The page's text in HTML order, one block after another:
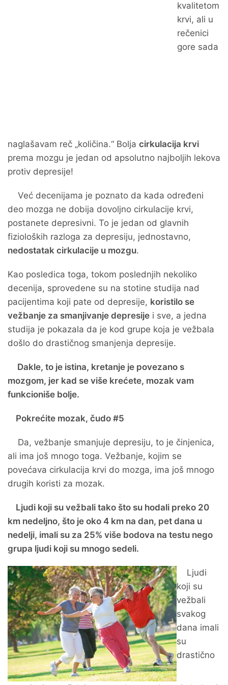
kvalitetom
krvi, ali u
rečenici
gore sada
naglašavam reč „količina.“ Bolja cirkulacija krvi
prema mozgu je jedan od apsolutno najboljih lekova
protiv depresije!
Već decenijama je poznato da kada određeni
deo mozga ne dobija dovoljno cirkulacije krvi,
postanete depresivni. To je jedan od glavnih
fizioloških razloga za depresiju, jednostavno,
nedostatak cirkulacije u mozgu.
Kao posledica toga, tokom poslednjih nekoliko
decenija, sprovedene su na stotine studija nad
pacijentima koji pate od depresije, koristilo se
vežbanje za smanjivanje depresije i sve, a jedna
studija je pokazala da je kod grupe koja je vežbala
došlo do drastičnog smanjenja depresije.
Dakle, to je istina, kretanje je povezano s
mozgom, jer kad se više krećete, mozak vam
funkcioniše bolje.
Pokrećite mozak, čudo #5
Da, vežbanje smanjuje depresiju, to je činjenica,
ali ima još mnogo toga. Vežbanje, kojim se
povećava cirkulacija krvi do mozga, ima još mnogo
drugih koristi za mozak.
Ljudi koji su vežbali tako što su hodali preko 20
km nedeljno, što je oko 4 km na dan, pet dana u
nedelji, imali su za 25% više bodova na testu nego
grupa ljudi koji su mnogo sedeli.
Ljudi
koji su
vežbali
svakog
dana imali
su
drastično